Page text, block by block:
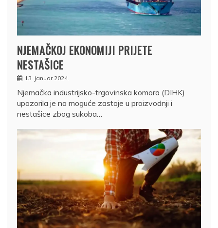
NJEMAČKOJ EKONOMIJI PRIJETE
NESTAŠICE
13. januar 2024.
Njemačka industrijsko-trgovinska komora (DIHK)
upozorila je na moguće zastoje u proizvodnji i
nestašice zbog sukoba…